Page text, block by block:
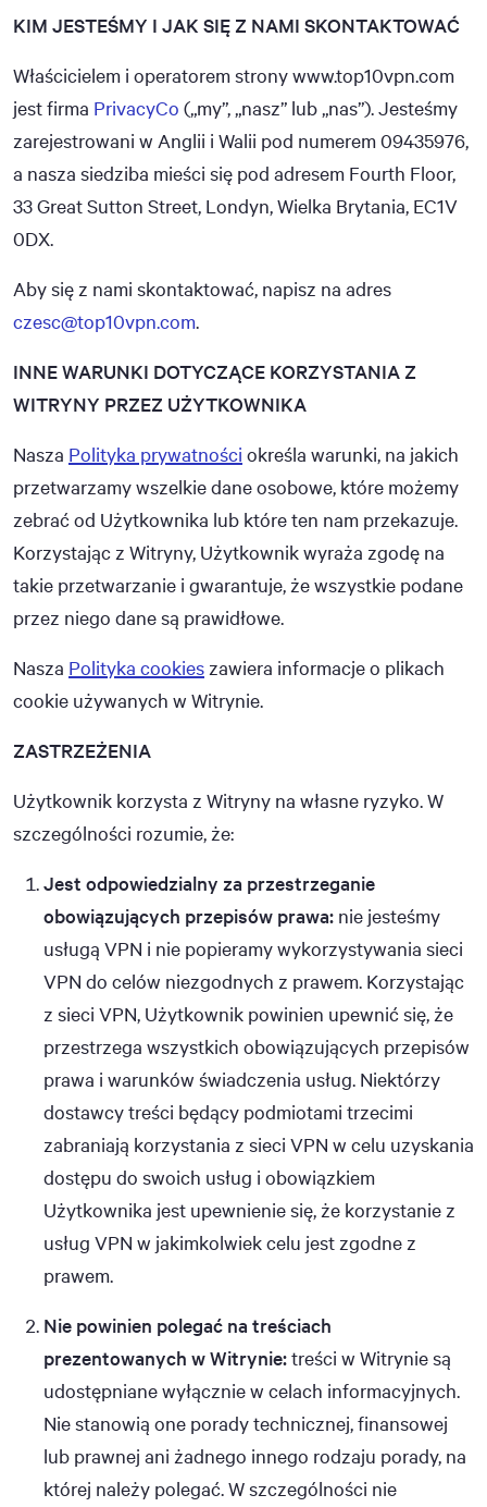
KIM JESTEŚMY I JAK SIĘ Z NAMI SKONTAKTOWAĆ
Właścicielem i operatorem strony www.top10vpn.com
jest firma PrivacyCo („my”, „nasz” lub „nas”). Jesteśmy
zarejestrowani w Anglii i Walii pod numerem 09435976,
a nasza siedziba mieści się pod adresem Fourth Floor,
33 Great Sutton Street, Londyn, Wielka Brytania, EC1V
0DX.
Aby się z nami skontaktować, napisz na adres
czesc@top10vpn.com.
INNE WARUNKI DOTYCZĄCE KORZYSTANIA Z
WITRYNY PRZEZ UŻYTKOWNIKA
Nasza Polityka prywatności określa warunki, na jakich
przetwarzamy wszelkie dane osobowe, które możemy
zebrać od Użytkownika lub które ten nam przekazuje.
Korzystając z Witryny, Użytkownik wyraża zgodę na
takie przetwarzanie i gwarantuje, że wszystkie podane
przez niego dane są prawidłowe.
Nasza Polityka cookieszawiera informacje o plikach
cookie używanych w Witrynie.
ZASTRZEŻENIA
Użytkownik korzysta z Witryny na własne ryzyko. W
szczególności rozumie, że:
Jest odpowiedzialny za przestrzeganie
obowiązujących przepisów prawa: nie jesteśmy
usługą VPN i nie popieramy wykorzystywania sieci
VPN do celów niezgodnych z prawem. Korzystając
z sieci VPN, Użytkownik powinien upewnić się, że
przestrzega wszystkich obowiązujących przepisów
prawa i warunków świadczenia usług. Niektórzy
dostawcy treści będący podmiotami trzecimi
zabraniają korzystania z sieci VPN w celu uzyskania
dostępu do swoich usług i obowiązkiem
Użytkownika jest upewnienie się, że korzystanie z
usług VPN w jakimkolwiek celu jest zgodne z
prawem.
Nie powinien polegać na treściach
prezentowanych w Witrynie:treści w Witrynie są
udostępniane wyłącznie w celach informacyjnych.
Nie stanowią one porady technicznej, finansowej
lub prawnej ani żadnego innego rodzaju porady, na
której należy polegać. W szczególności nie